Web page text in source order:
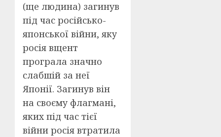
(ще людина) загинув
під час російсько-
японської війни, яку
росія вщент
програла значно
слабшій за неї
Японії. Загинув він
на своєму флагмані,
яких під час тієї
війни росія втратила